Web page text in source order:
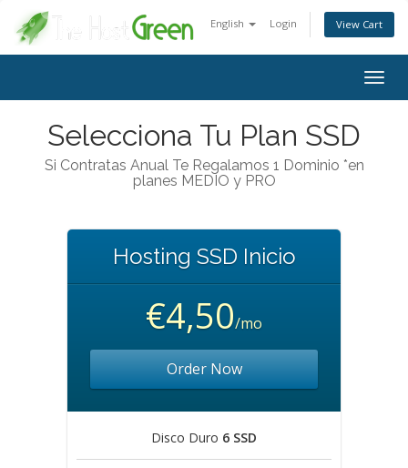
English Login View Cart
Selecciona Tu Plan SSD
Si Contratas Anual Te Regalamos 1 Dominio *en
planes MEDIO y PRO
Hosting SSD Inicio
€4,50/mo
Order Now
Disco Duro 6 SSD